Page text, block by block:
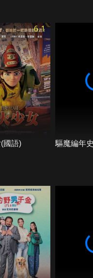
光，他們和一般
6.1
國語) 驅魔編年